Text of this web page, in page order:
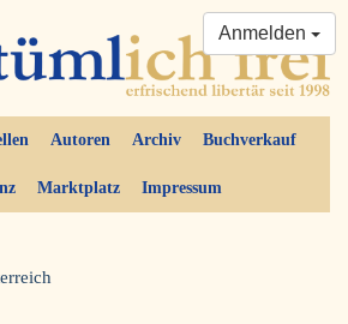
Autoren Archiv Buchverkauf
Marktplatz Impressum
Anmelden